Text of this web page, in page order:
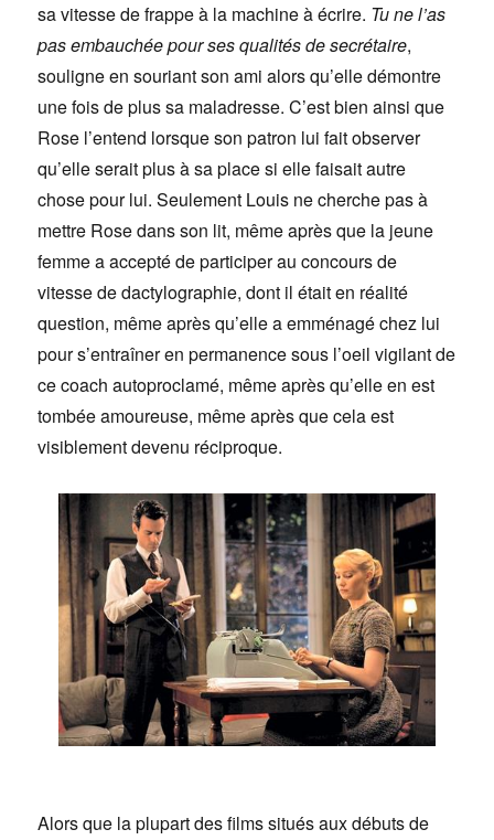
sa vitesse de frappe à la machine à écrire. Tu ne l’as
pas embauchée pour ses qualités de secrétaire,
souligne en souriant son ami alors qu’elle démontre
une fois de plus sa maladresse. C’est bien ainsi que
Rose l’entend lorsque son patron lui fait observer
qu’elle serait plus à sa place si elle faisait autre
chose pour lui. Seulement Louis ne cherche pas à
mettre Rose dans son lit, même après que la jeune
femme a accepté de participer au concours de
vitesse de dactylographie, dont il était en réalité
question, même après qu’elle a emménagé chez lui
pour s’entraîner en permanence sous l’oeil vigilant de
ce coach autoproclamé, même après qu’elle en est
tombée amoureuse, même après que cela est
visiblement devenu réciproque.
Alors que la plupart des films situés aux débuts de